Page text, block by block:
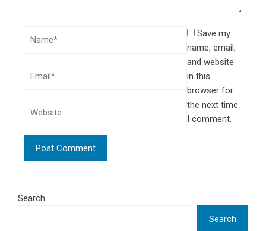
Save my
name, email,
and website
in this
browser for
the next time
I comment.
Search
Search